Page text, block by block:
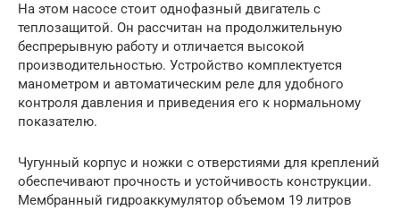
На этом насосе стоит однофазный двигатель с
теплозащитой. Он рассчитан на продолжительную
беспрерывную работу и отличается высокой
производительностью. Устройство комплектуется
манометром и автоматическим реле для удобного
контроля давления и приведения его к нормальному
показателю.
Чугунный корпус и ножки с отверстиями для креплений
обеспечивают прочность и устойчивость конструкции.
Мембранный гидроаккумулятор объемом 19 литров